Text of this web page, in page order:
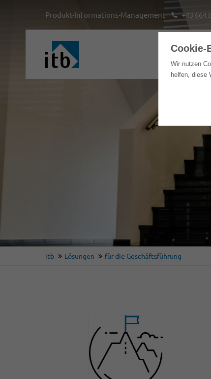
Produkt-Informations-Management +43 664
itb Lösungen für die Geschäftsführung
Cookie-
Wir nutzen
helfen, diese